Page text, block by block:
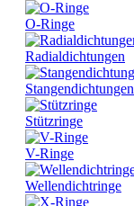
O-Ringe
Radialdichtungen
Stangendichtungen
Stützringe
V-Ringe
Wellendichtringe